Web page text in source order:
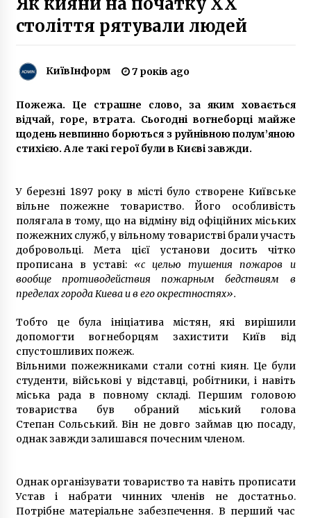
10 років ago
8 років ago
Скандал навколо DreamBIG Forum в Києві:
організатори вирішили таки не запрошувати
Хакамаду
7 років ago
7 років ago
Кличко розповів, коли завершиться
навчальний рік
6 років ago
Києвом курсуватиме новорічний трамвай
8 років ago
століття рятували людей
КиївІнформ 7 років ago
Пожежа. Це страшне слово, за яким ховається
відчай, горе, втрата. Сьогодні вогнеборці майже
щодень невпинно борються з руйнівною полум’яною
стихією. Але такі герої були в Києві завжди.
У березні 1897 року в місті було створене Київське
вільне пожежне товариство. Його особливість
полягала в тому, що на відміну від офіційних міських
пожежних служб, у вільному товаристві брали участь
добровольці. Мета цієї установи досить чітко
прописана в уставі: «с целью тушения пожаров и
вообще противодействия пожарным бедствиям в
пределах города Киева и в его окрестностях».
Тобто це була ініціатива містян, які вирішили
допомогти вогнеборцям захистити Київ від
спустошливих пожеж.
Вільними пожежниками стали сотні киян. Це були
студенти, військові у відставці, робітники, і навіть
міська рада в повному складі. Першим головою
товариства був обраний міський голова
Степан Сольський. Він не довго займав цю посаду,
однак завжди залишався почесним членом.
Однак організувати товариство та навіть прописати
Устав і набрати чинних членів не достатньо.
Потрібне матеріальне забезпечення. В перший час